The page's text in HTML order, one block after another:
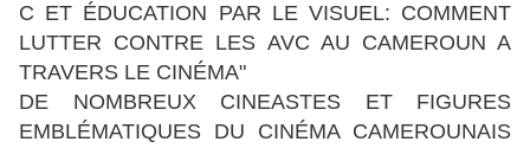
C ET ÉDUCATION PAR LE VISUEL: COMMENT
LUTTER CONTRE LES AVC AU CAMEROUN A
TRAVERS LE CINÉMA"
DE NOMBREUX CINEASTES ET FIGURES
EMBLÉMATIQUES DU CINÉMA CAMEROUNAIS